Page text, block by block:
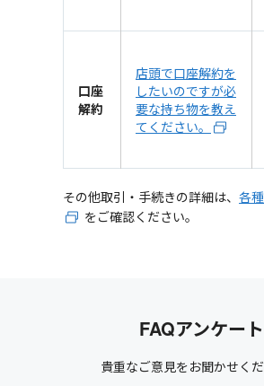
口座
解約
店頭で口座解約を
したいのですが必
要な持ち物を教え
てください。
その他取引・手続きの詳細は、 各
をご確認ください。
FAQアンケート
貴重なご意見をお聞かせくだ